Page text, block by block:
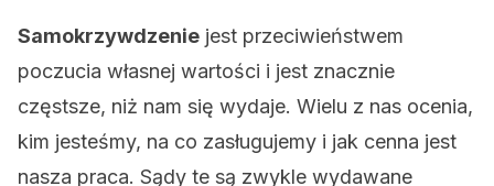
Samokrzywdzenie jest przeciwieństwem
poczucia własnej wartości i jest znacznie
częstsze, niż nam się wydaje. Wielu z nas ocenia,
kim jesteśmy, na co zasługujemy i jak cenna jest
nasza praca. Sądy te są zwykle wydawane